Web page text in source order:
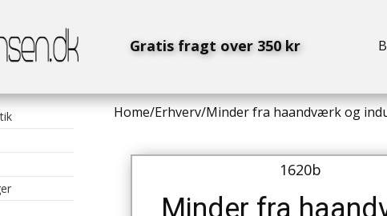
Gratis fragt over 350 kr
Home/Erhverv/Minder fra haandværk og
1620b
Minder fra